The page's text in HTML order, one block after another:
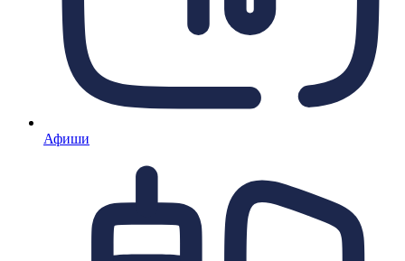
Афиши